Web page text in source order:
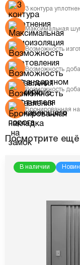
3 контура
Максимальная
Возможность
Возможность
Возможность
Бронированная
Посмотрите ещё
В наличии